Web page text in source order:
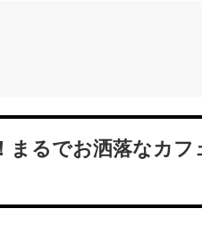
まるでお洒落なカフ